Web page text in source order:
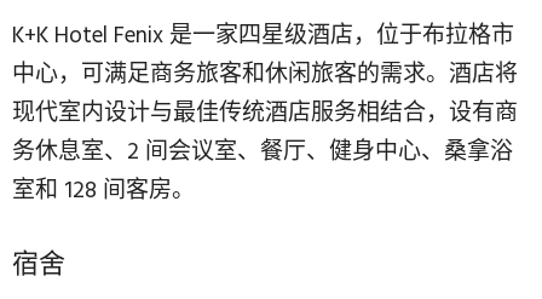
K+K Hotel Fenix 是一家四星级酒店，位于布拉格市
中心，可满足商务旅客和休闲旅客的需求。酒店将
现代室内设计与最佳传统酒店服务相结合，设有商
务休息室、2 间会议室、餐厅、健身中心、桑拿浴
室和 128 间客房。
宿舍